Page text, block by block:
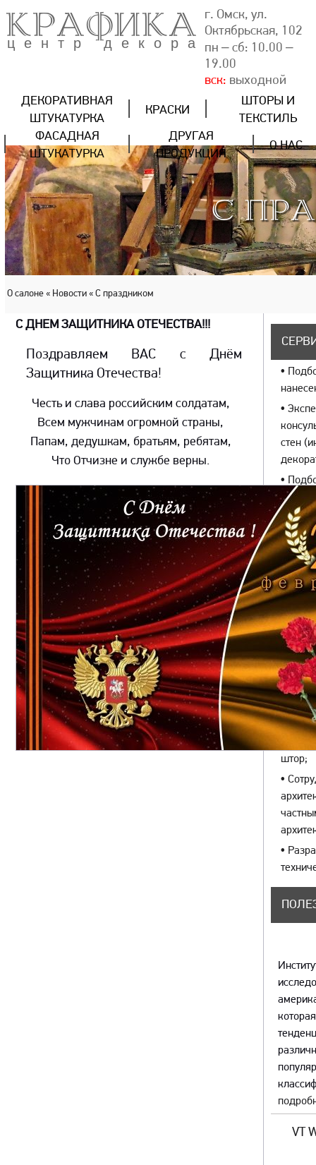
КРАФИКА
центр декора
г. Омск, ул.
Октябрьская, 102
пн – сб: 10.00 –
19.00
вск: выходной
ДЕКОРАТИВНАЯ
ШТУКАТУРКА
КРАСКИ
ШТОРЫ И
ТЕКСТИЛЬ
ФАСАДНАЯ
ШТУКАТУРКА
ДРУГАЯ
ПРОДУКЦИЯ
О НАС
С
О салоне « Новости « С праздником
С ДНЕМ ЗАЩИТНИКА ОТЕЧЕСТВА!!!
Поздравляем ВАС с Днём
Защитника Отечества!
Честь и слава российским солдатам,
Всем мужчинам огромной страны,
Папам, дедушкам, братьям, ребятам,
Что Отчизне и службе верны.
•
•
стен
•
•
•
•
•
•Выезд
•
штор;
•
•
VT